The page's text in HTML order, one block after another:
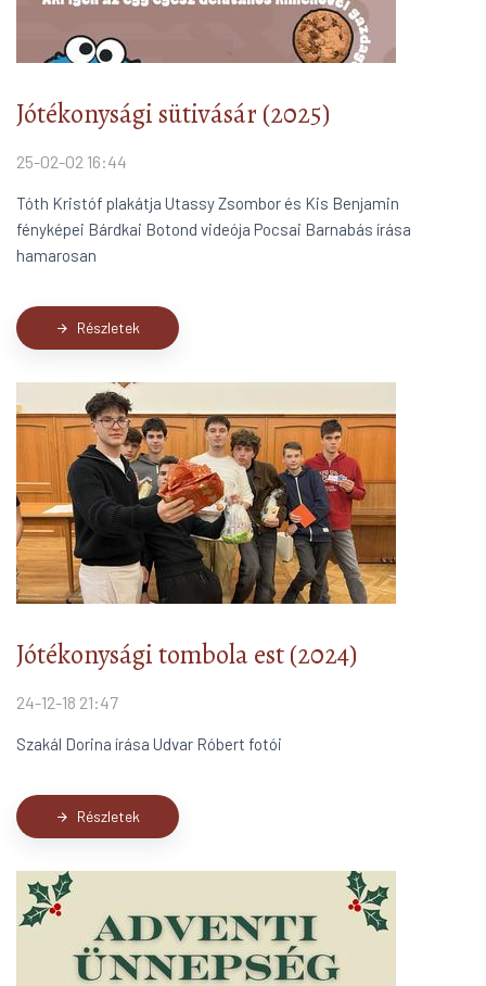
Jótékonysági sütivásár (2025)
25-02-02 16:44
Tóth Kristóf plakátja Utassy Zsombor és Kis Benjamin
fényképei Bárdkai Botond videója Pocsai Barnabás írása
hamarosan
arrow_forward Részletek
Jótékonysági tombola est (2024)
24-12-18 21:47
Szakál Dorina írása Udvar Róbert fotói
arrow_forward Részletek